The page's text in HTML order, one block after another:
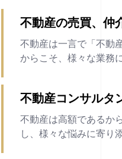
不動産の売買、仲
不動産は一言で「不動
からこそ、様々な業務
不動産コンサルタ
不動産は高額であるか
し、様々な悩みに寄り